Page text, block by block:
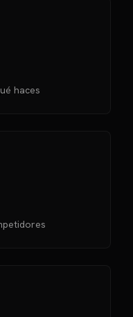
haces